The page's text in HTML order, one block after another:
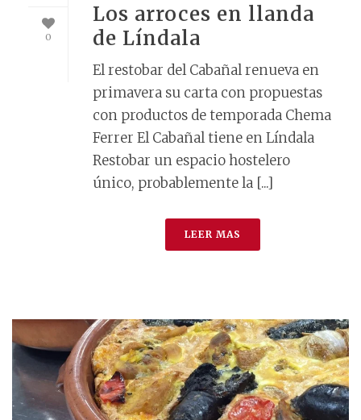
0
Los arroces en llanda
de Líndala
El restobar del Cabañal renueva en
primavera su carta con propuestas
con productos de temporada Chema
Ferrer El Cabañal tiene en Líndala
Restobar un espacio hostelero
único, probablemente la [...]
LEER MAS